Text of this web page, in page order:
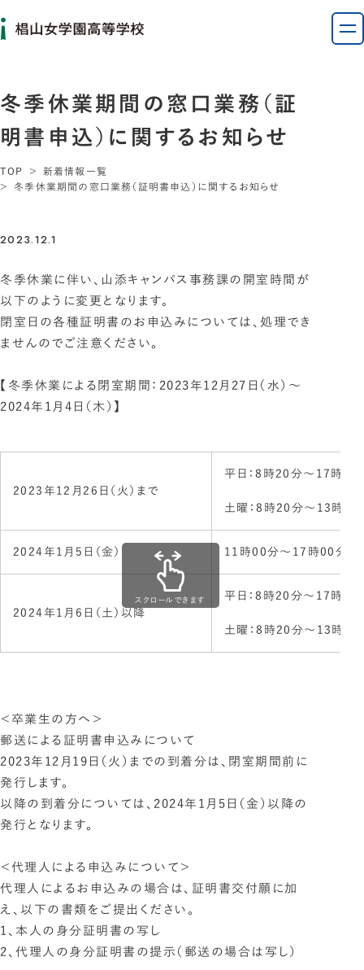
冬季休業期間の窓口業務（証
明書申込）に関するお知らせ
TOP
新着情報一覧
冬季休業期間の窓口業務（証明書申込）に関するお知らせ
2023.12.1
冬季休業に伴い、山添キャンパス事務課の開室時間が
以下のように変更となります。
閉室日の各種証明書のお申込みについては、処理でき
ませんのでご注意ください。
【冬季休業による閉室期間：2023年12月27日（水）～
2024年1月4日（木）】
2023年12月26日（火）まで
平日：8時20分～17時00
土曜：8時20分～13時00
2024年1月5日（金） 11時00分～17時00分（
2024年1月6日（土）以降
平日：8時20分～17時00
土曜：8時20分～13時00
スクロールできます
＜卒業生の方へ＞
郵送による証明書申込みについて
2023年12月19日（火）までの到着分は、閉室期間前に
発行します。
以降の到着分については、2024年1月5日（金）以降の
発行となります。
＜代理人による申込みについて＞
代理人によるお申込みの場合は、証明書交付願に加
え、以下の書類をご提出ください。
1、本人の身分証明書の写し
2、代理人の身分証明書の提示（郵送の場合は写し）